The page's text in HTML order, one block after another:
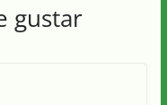
gustar